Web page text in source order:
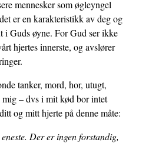
mennesker som øgleyngel
er en karakteristikk av deg og
i Guds øyne. For Gud ser ikke
hjertes innerste, og avslører
tanker, mord, hor, utugt,
– dvs i mit kød bor intet
og mitt hjerte på denne måte:
Der er ingen forstandig,